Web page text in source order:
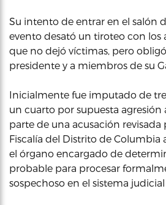
Su intento de entrar en el salón
evento desató un tiroteo con los
que no dejó víctimas, pero
presidente y a miembros de su
Inicialmente fue imputado de
un cuarto por supuesta
parte de una acusación revisada
Fiscalía del Distrito de Columbia
el órgano encargado de
probable para procesar
sospechoso en el sistema judicial